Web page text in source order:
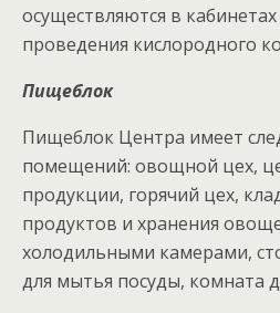
осуществляются в
проведения кислородного
Пищеблок
Пищеблок Центра имеет
помещений: овощной цех,
продукции, горячий цех,
продуктов и хранения
холодильными камерами,
для мытья посуды, комната